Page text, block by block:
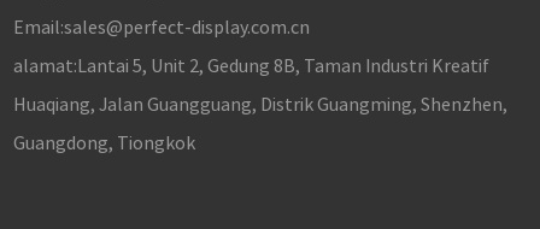
Email:sales@perfect-display.com.cn
alamat:Lantai 5, Unit 2, Gedung 8B, Taman Industri Kreatif
Huaqiang, Jalan Guangguang, Distrik Guangming, Shenzhen,
Guangdong, Tiongkok